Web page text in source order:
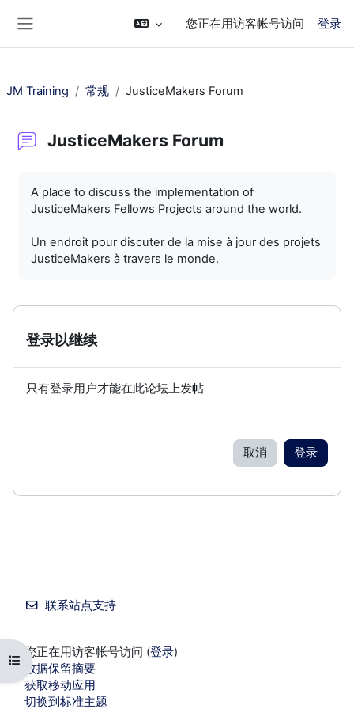
您正在用访客帐号访问 登录
打开课程索引
JM Training 常规 JusticeMakers Forum
JusticeMakers Forum
A place to discuss the implementation of
JusticeMakers Fellows Projects around the world.
Un endroit pour discuter de la mise à jour des projets
JusticeMakers à travers le monde.
登录以继续
只有登录用户才能在此论坛上发帖
取消 登录
联系站点支持
您正在用访客帐号访问 (登录)
‎数据保留摘要‎
获取移动应用
切换到标准主题